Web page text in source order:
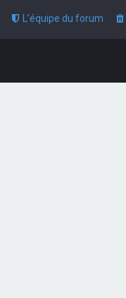
L’équipe du forum